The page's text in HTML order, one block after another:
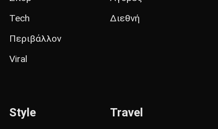
Tech
Περιβάλλον
Viral
Διεθνή
Style Travel